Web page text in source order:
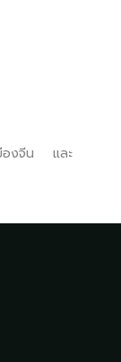
มืองจีน และ